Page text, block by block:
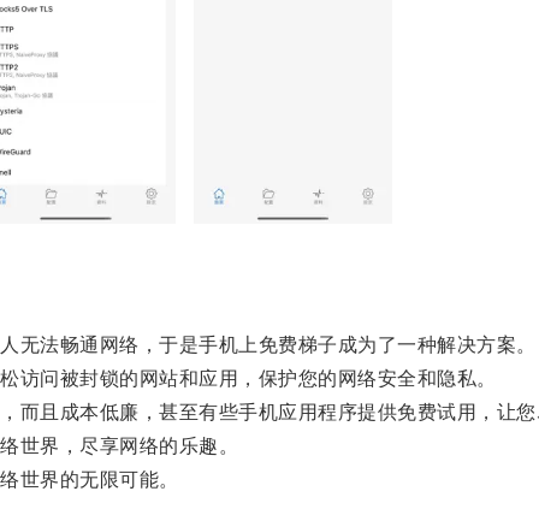
法畅通网络，于是手机上免费梯子成为了一种解决方案。
问被封锁的网站和应用，保护您的网络安全和隐私。
成本低廉，甚至有些手机应用程序提供免费试用，让您
界，尽享网络的乐趣。
界的无限可能。